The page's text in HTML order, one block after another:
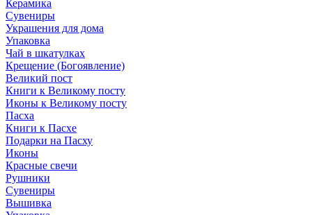
Керамика
Сувениры
Украшения для дома
Упаковка
Чай в шкатулках
Крещение (Богоявление)
Великий пост
Книги к Великому посту
Иконы к Великому посту
Пасха
Книги к Пасхе
Подарки на Пасху
Иконы
Красные свечи
Рушники
Сувениры
Вышивка